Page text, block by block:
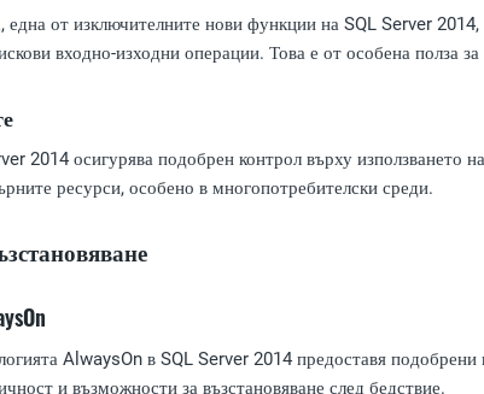
една от изключителните нови функции на SQL Server
входно-изходни операции. Това е от особена полза
2014 осигурява подобрен контрол върху използването
ресурси, особено в многопотребителски среди.
AlwaysOn в SQL Server 2014 предоставя
и възможности за възстановяване след бедствие.